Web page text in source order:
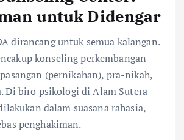
untuk Didengar
dirancang untuk semua kalangan.
konseling perkembangan
(pernikahan), pra-nikah,
Di biro psikologi di Alam Sutera
dalam suasana rahasia,
penghakiman.